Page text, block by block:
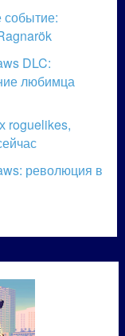
DLC:
любимца
roguelikes,
революция в